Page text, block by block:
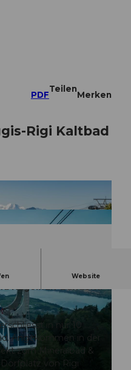
PDF
Teilen
Merken
Rigi Kaltbad
Website
Rigi Kaltbad schwebt
Nagelfluh-Bändern.
in nur 10
Angekommen in der
zum Mineralbad &
von Rigi